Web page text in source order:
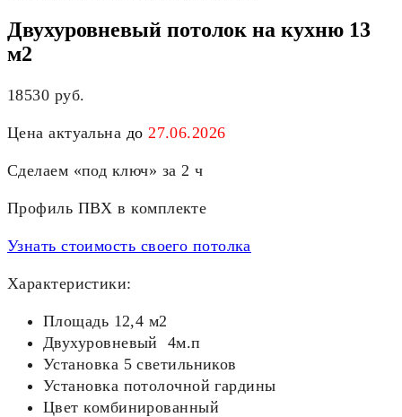
Двухуровневый потолок на кухню 13
м2
18530 руб.
Цена актуальна до 27.06.2026
Сделаем «под ключ» за 2 ч
Профиль ПВХ в комплекте
Узнать стоимость своего потолка
Характеристики:
Площадь 12,4 м2
Двухуровневый 4м.п
Установка 5 светильников
Установка потолочной гардины
Цвет комбинированный